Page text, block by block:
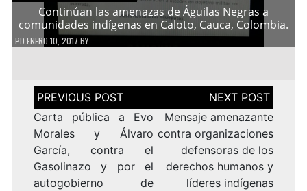
Continúan las amenazas de Águilas Negras a
comunidades indígenas en Caloto, Cauca, Colombia.
PD ENERO 10, 2017 BY
Navegación
de
entradas
Carta pública a Evo
Morales y Álvaro
García, contra el
Gasolinazo y por el
autogobierno de
Mensaje amenazante
contra organizaciones
defensoras de los
derechos humanos y
líderes indígenas